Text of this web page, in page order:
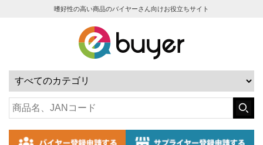
嗜好性の高い商品のバイヤーさん向けお役立ちサイト